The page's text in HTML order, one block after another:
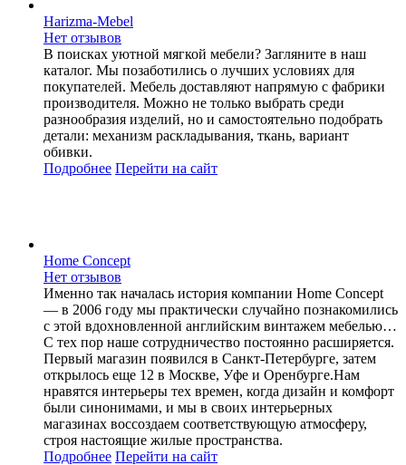
Harizma-Mebel
Нет отзывов
В поисках уютной мягкой мебели? Загляните в наш
каталог. Мы позаботились о лучших условиях для
покупателей. Мебель доставляют напрямую с фабрики
производителя. Можно не только выбрать среди
разнообразия изделий, но и самостоятельно подобрать
детали: механизм раскладывания, ткань, вариант
обивки.
Подробнее Перейти на сайт
Home Concept
Нет отзывов
Именно так началась история компании Home Concept
— в 2006 году мы практически случайно познакомились
с этой вдохновленной английским винтажем мебелью…
С тех пор наше сотрудничество постоянно расширяется.
Первый магазин появился в Санкт-Петербурге, затем
открылось еще 12 в Москве, Уфе и Оренбурге.Нам
нравятся интерьеры тех времен, когда дизайн и комфорт
были синонимами, и мы в своих интерьерных
магазинах воссоздаем соответствующую атмосферу,
строя настоящие жилые пространства.
Подробнее Перейти на сайт